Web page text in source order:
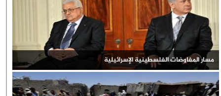
مسار المفاوضات الفلسطينية الإسرائيلية